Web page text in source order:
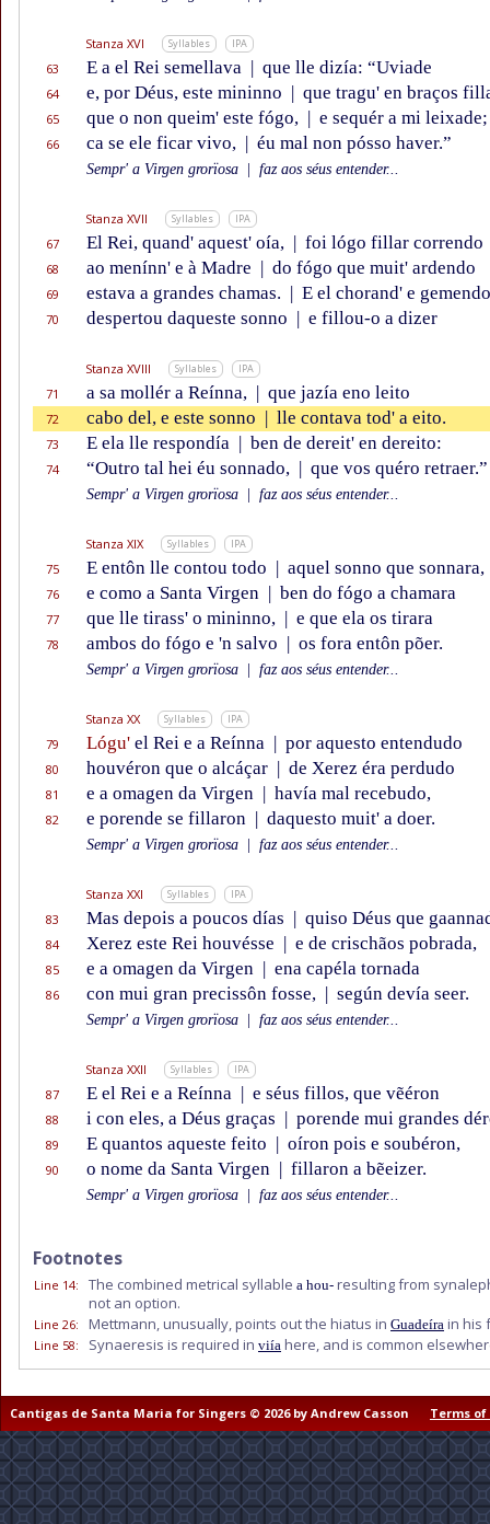
Stanza XVI Syllables IPA
63 E a el Rei semellava | que lle dizía: “Uviade
64 e, por Déus, este mininno | que tragu' en braços
65 que o non queim' este fógo, | e sequér a mi leixade;
66 ca se ele ficar vivo, | éu mal non pósso haver.”
Sempr' a Virgen grorïosa faz aos séus entender...
Stanza XVII Syllables IPA
67 El Rei, quand' aquest' oía, | foi lógo fillar correndo
68 ao menínn' e à Madre | do fógo que muit' ardendo
69 estava a grandes chamas. | E el chorand' e gemendo
70 despertou daqueste sonno | e fillou-o a dizer
Stanza XVIII Syllables IPA
71 a sa mollér a Reínna, | que jazía eno leito
72 cabo del, e este sonno | lle contava tod' a eito.
73 E ela lle respondía | ben de dereit' en dereito:
74 “Outro tal hei éu sonnado, | que vos quéro retraer.”
Sempr' a Virgen grorïosa faz aos séus entender...
Stanza XIX Syllables IPA
75 E entôn lle contou todo | aquel sonno que sonnara,
76 e como a Santa Virgen | ben do fógo a chamara
77 que lle tirass' o mininno, | e que ela os tirara
78 ambos do fógo e 'n salvo | os fora entôn põer.
Sempr' a Virgen grorïosa faz aos séus entender...
Stanza XX Syllables IPA
79 Lógu' el Rei e a Reínna | por aquesto entendudo
80 houvéron que o alcáçar | de Xerez éra perdudo
81 e a omagen da Virgen | havía mal recebudo,
82 e porende se fillaron | daquesto muit' a doer.
Sempr' a Virgen grorïosa faz aos séus entender...
Stanza XXI Syllables IPA
83 Mas depois a poucos días | quiso Déus que
84 Xerez este Rei houvésse | e de crischãos pobrada,
85 e a omagen da Virgen | ena capéla tornada
86 con mui gran precissôn fosse, | según devía seer.
Sempr' a Virgen grorïosa faz aos séus entender...
Stanza XXII Syllables IPA
87 E el Rei e a Reínna | e séus fillos, que vẽéron
88 i con eles, a Déus graças | porende mui grandes
89 E quantos aqueste feito | oíron pois e soubéron,
90 o nome da Santa Virgen | fillaron a bẽeizer.
Sempr' a Virgen grorïosa faz aos séus entender...
Footnotes
Line 14: The combined metrical syllable a hou- resulting from
not an option.
Line 26: Mettmann, unusually, points out the hiatus in Guadeíra in his
Line 58: Synaeresis is required in viía here, and is common
Cantigas de Santa Maria for Singers © 2026 by Andrew Casson Terms of